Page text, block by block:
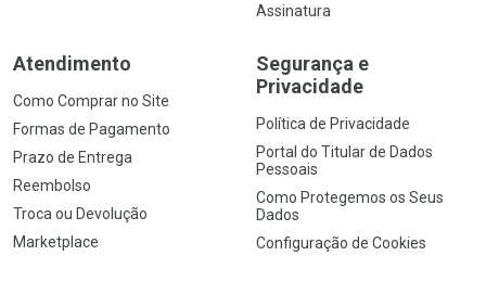
Assinatura
Atendimento
Como Comprar no Site
Formas de Pagamento
Prazo de Entrega
Reembolso
Troca ou Devolução
Marketplace
Segurança e
Privacidade
Política de Privacidade
Portal do Titular de Dados
Pessoais
Como Protegemos os Seus
Dados
Configuração de Cookies